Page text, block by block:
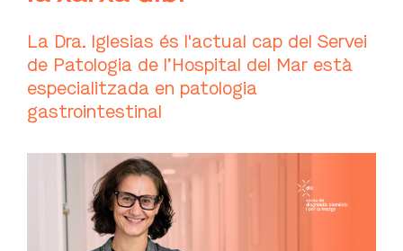
La Dra. Iglesias és l'actual cap del Servei
de Patologia de l’Hospital del Mar està
especialitzada en patologia
gastrointestinal